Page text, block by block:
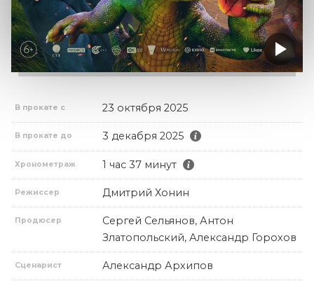
В прокате с 23 октября 2025
В прокате до 3 декабря 2025
Хронометраж 1 час 37 минут
Режиссер Дмитрий Хонин
Продюсер
Сергей Сельянов, Антон
Златопольский, Александр Горохов
Сценарист Александр Архипов